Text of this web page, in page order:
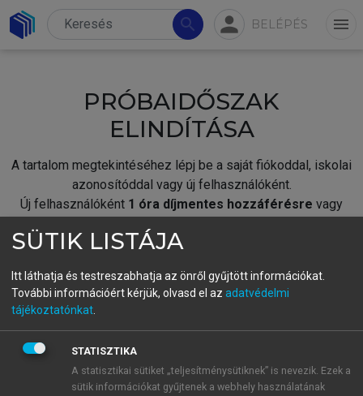
search person BELÉPÉS menu
PRÓBAIDŐSZAK
ELINDÍTÁSA
A tartalom megtekintéséhez lépj be a saját fiókoddal, iskolai
azonosítóddal vagy új felhasználóként.
Új felhasználóként 1 óra díjmentes hozzáférésre vagy
fiókoddal,vagy hozz létre új fiókot.
A regisztráció után apróbaidőszakautomatikusan
BELÉPÉS SAJÁT FIÓKKAL
SÜTIK LISTÁJA
Itt láthatja és testreszabhatja az önről gyűjtött információkat.
További információért kérjük, olvasd el az adatvédelmi
tájékoztatónkat
STATISZTIKA
A statisztikai sütiket „teljesítménysütiknek” is nevezik. Ezek a
sütik információkat gyűjtenek a webhely használatának